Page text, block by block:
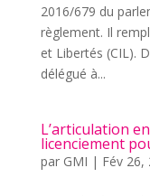
2016/679 du
règlement. Il
et Libertés (CIL).
délégué à...
L’articulation
licenciement
par GMI | Fév 26,